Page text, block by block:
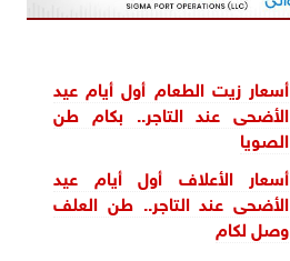
أسعار زيت الطعام أول أيام عيد
الأضحى عند التاجر.. بكام طن
الصويا
أسعار الأعلاف أول أيام عيد
الأضحى عند التاجر.. طن العلف
وصل لكام